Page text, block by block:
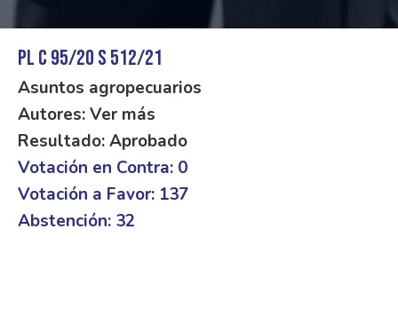
PL C 95/20 S 512/21
Asuntos agropecuarios
Autores: Ver más
Resultado: Aprobado
Votación en Contra: 0
Votación a Favor: 137
Abstención: 32